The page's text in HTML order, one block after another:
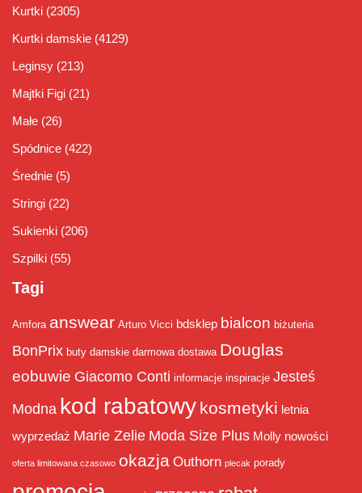
Kurtki (2305)
Kurtki damskie (4129)
Leginsy (213)
Majtki Figi (21)
Małe (26)
Spódnice (422)
Średnie (5)
Stringi (22)
Sukienki (206)
Szpilki (55)
Tagi
Amfora answear Arturo Vicci bdsklep bialcon biżuteria
BonPrix buty damskie darmowa dostawa Douglas
eobuwie Giacomo Conti informacje inspiracje Jesteś
Modna kod rabatowy kosmetyki letnia
wyprzedaż Marie Zelie Moda Size Plus Molly nowości
oferta limitowana czasowo okazja Outhorn plecak porady